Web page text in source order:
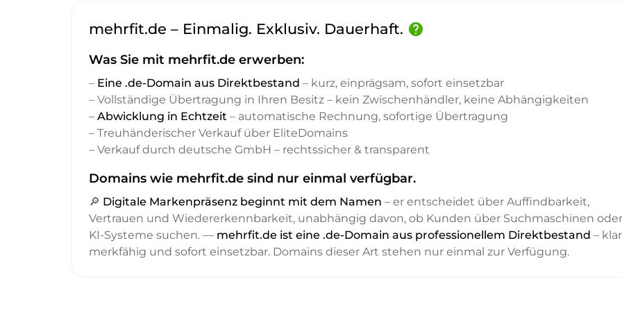
mehrfit.de – Einmalig. Exklusiv. Dauerhaft. help
Was Sie mit mehrfit.de erwerben:
– Eine .de-Domain aus Direktbestand – kurz, einprägsam, sofort einsetzbar
– Vollständige Übertragung in Ihren Besitz – kein Zwischenhändler, keine Abhängigkeiten
– Abwicklung in Echtzeit – automatische Rechnung, sofortige Übertragung
– Treuhänderischer Verkauf über EliteDomains
– Verkauf durch deutsche GmbH – rechtssicher & transparent
Domains wie mehrfit.de sind nur einmal verfügbar.
🔎 Digitale Markenpräsenz beginnt mit dem Namen – er entscheidet über Auffindbarkeit,
Vertrauen und Wiedererkennbarkeit, unabhängig davon, ob Kunden über Suchmaschinen oder
KI-Systeme suchen. — mehrfit.de ist eine .de-Domain aus professionellem Direktbestand –
merkfähig und sofort einsetzbar. Domains dieser Art stehen nur einmal zur Verfügung.